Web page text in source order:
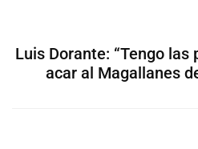
Luis Dorante: “Tengo las
acar al Magallanes